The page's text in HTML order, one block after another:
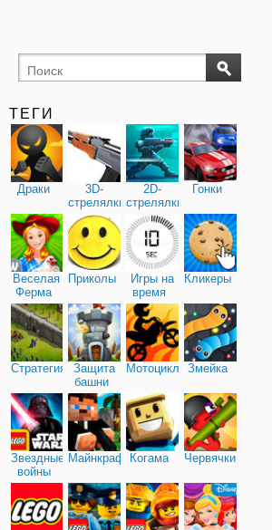
ТЕГИ
Драки
3D-
стрелялки
2D-
стрелялки
Гонки
Веселая
Ферма
Приколы
Игры на
время
Кликеры
Стратегия
Защита
башни
МотоциклыЗмейка
Звездные
войны
Майнкрафт Когама Червячки